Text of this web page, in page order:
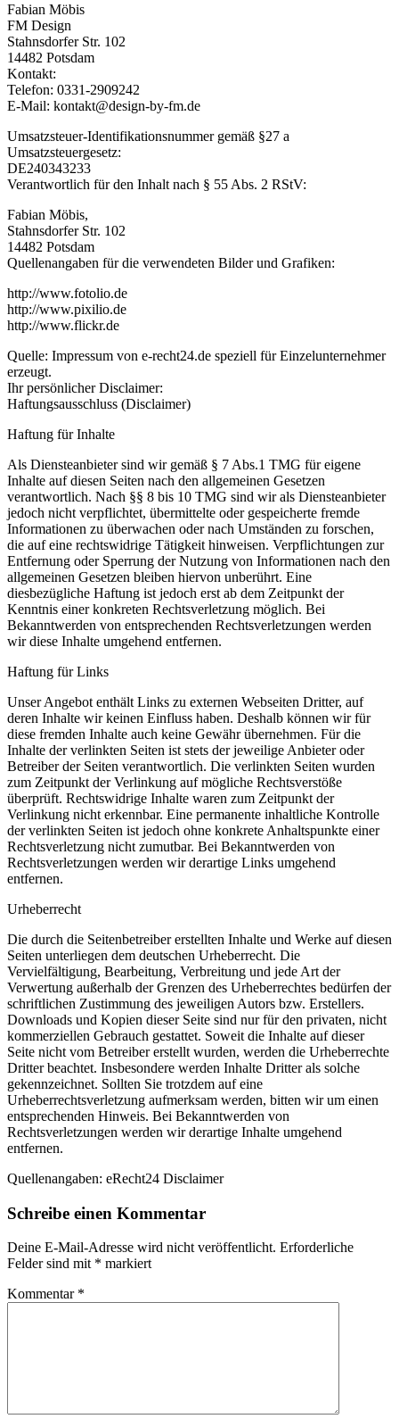
Fabian Möbis
FM Design
Stahnsdorfer Str. 102
14482 Potsdam
Kontakt:
Telefon: 0331-2909242
E-Mail: kontakt@design-by-fm.de
Umsatzsteuer-Identifikationsnummer gemäß §27 a
Umsatzsteuergesetz:
DE240343233
Verantwortlich für den Inhalt nach § 55 Abs. 2 RStV:
Fabian Möbis,
Stahnsdorfer Str. 102
14482 Potsdam
Quellenangaben für die verwendeten Bilder und Grafiken:
http://www.fotolio.de
http://www.pixilio.de
http://www.flickr.de
Quelle: Impressum von e-recht24.de speziell für Einzelunternehmer
erzeugt.
Ihr persönlicher Disclaimer:
Haftungsausschluss (Disclaimer)
Haftung für Inhalte
Als Diensteanbieter sind wir gemäß § 7 Abs.1 TMG für eigene
Inhalte auf diesen Seiten nach den allgemeinen Gesetzen
verantwortlich. Nach §§ 8 bis 10 TMG sind wir als Diensteanbieter
jedoch nicht verpflichtet, übermittelte oder gespeicherte fremde
Informationen zu überwachen oder nach Umständen zu forschen,
die auf eine rechtswidrige Tätigkeit hinweisen. Verpflichtungen zur
Entfernung oder Sperrung der Nutzung von Informationen nach den
allgemeinen Gesetzen bleiben hiervon unberührt. Eine
diesbezügliche Haftung ist jedoch erst ab dem Zeitpunkt der
Kenntnis einer konkreten Rechtsverletzung möglich. Bei
Bekanntwerden von entsprechenden Rechtsverletzungen werden
wir diese Inhalte umgehend entfernen.
Haftung für Links
Unser Angebot enthält Links zu externen Webseiten Dritter, auf
deren Inhalte wir keinen Einfluss haben. Deshalb können wir für
diese fremden Inhalte auch keine Gewähr übernehmen. Für die
Inhalte der verlinkten Seiten ist stets der jeweilige Anbieter oder
Betreiber der Seiten verantwortlich. Die verlinkten Seiten wurden
zum Zeitpunkt der Verlinkung auf mögliche Rechtsverstöße
überprüft. Rechtswidrige Inhalte waren zum Zeitpunkt der
Verlinkung nicht erkennbar. Eine permanente inhaltliche Kontrolle
der verlinkten Seiten ist jedoch ohne konkrete Anhaltspunkte einer
Rechtsverletzung nicht zumutbar. Bei Bekanntwerden von
Rechtsverletzungen werden wir derartige Links umgehend
entfernen.
Urheberrecht
Die durch die Seitenbetreiber erstellten Inhalte und Werke auf diesen
Seiten unterliegen dem deutschen Urheberrecht. Die
Vervielfältigung, Bearbeitung, Verbreitung und jede Art der
Verwertung außerhalb der Grenzen des Urheberrechtes bedürfen der
schriftlichen Zustimmung des jeweiligen Autors bzw. Erstellers.
Downloads und Kopien dieser Seite sind nur für den privaten, nicht
kommerziellen Gebrauch gestattet. Soweit die Inhalte auf dieser
Seite nicht vom Betreiber erstellt wurden, werden die Urheberrechte
Dritter beachtet. Insbesondere werden Inhalte Dritter als solche
gekennzeichnet. Sollten Sie trotzdem auf eine
Urheberrechtsverletzung aufmerksam werden, bitten wir um einen
entsprechenden Hinweis. Bei Bekanntwerden von
Rechtsverletzungen werden wir derartige Inhalte umgehend
entfernen.
Quellenangaben: eRecht24 Disclaimer
Schreibe einen Kommentar
Deine E-Mail-Adresse wird nicht veröffentlicht. Erforderliche
Felder sind mit * markiert
Kommentar *